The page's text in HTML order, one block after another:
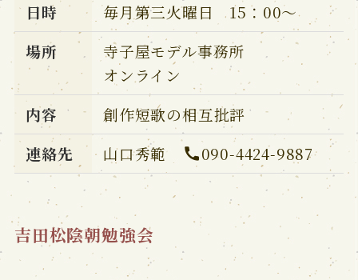
日時
毎月第三火曜日 15：00～
場所
寺子屋モデル事務所
オンライン
内容
創作短歌の相互批評
連絡先
山口秀範 090-4424-9887
吉田松陰朝勉強会